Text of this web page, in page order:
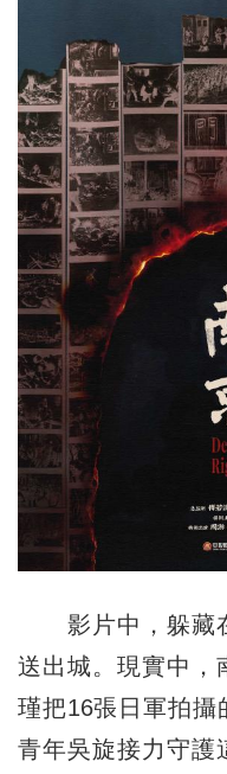
影片中，躲藏在
送出城。現實中，
瑾把16張日軍拍攝
青年吳旋接力守護